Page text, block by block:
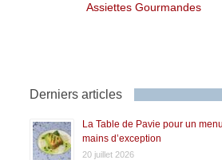
Assiettes Gourmandes
Derniers articles
La Table de Pavie pour un
mains d’exception
20 juillet 2026